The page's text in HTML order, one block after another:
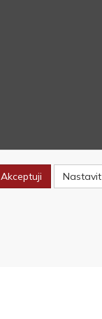
Akceptuji Nastavit